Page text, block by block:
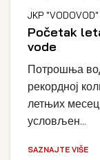
JKP
Početak
vode
Потрошња
рекордној
летњих
условљен...
SAZNAJTE VIŠE